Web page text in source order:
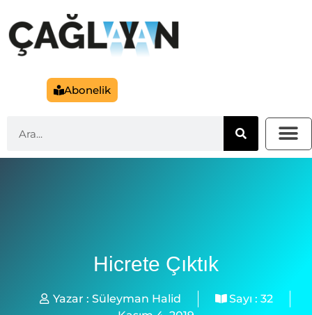
Abonelik
Hicrete Çıktık
Yazar : Süleyman Halid Sayı : 32